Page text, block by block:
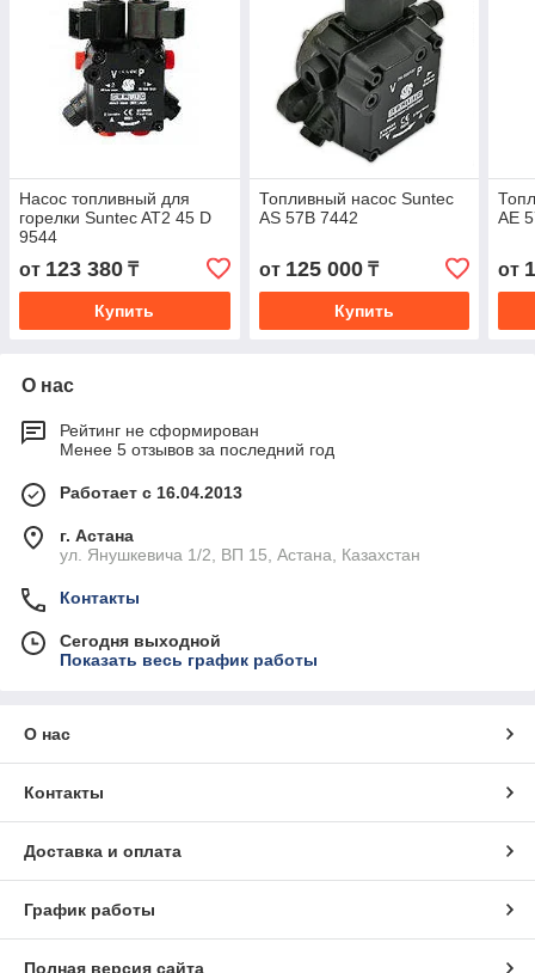
Насос топливный для
горелки Suntec AT2 45 D
9544
от 123 380 ₸
Купить
Топливный насос Suntec
AS 57В 7442
от 125 000₸
Купить
AE
от
О нас
Рейтинг не сформирован
Менее 5 отзывов за последний год
Работает с 16.04.2013
г. Астана
ул. Янушкевича 1/2, ВП 15, Астана, Казахстан
Контакты
Сегодня выходной
Показать весь график работы
О нас
Контакты
Доставка и оплата
График работы
Полная версия сайта